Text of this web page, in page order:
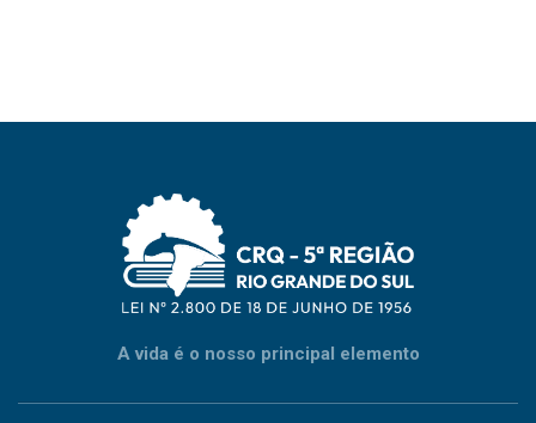
A vida é o nosso principal elemento